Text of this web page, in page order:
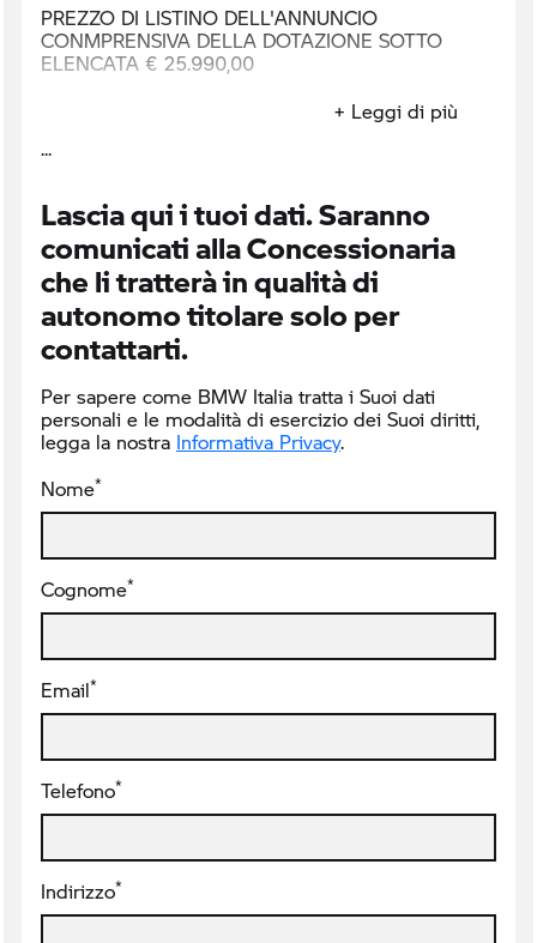
PREZZO DI LISTINO DELL'ANNUNCIO
CONMPRENSIVA DELLA DOTAZIONE SOTTO
ELENCATA € 25.990,00
+ Leggi di più
Lascia qui i tuoi dati. Saranno
comunicati alla Concessionaria
che li tratterà in qualità di
autonomo titolare solo per
contattarti.
Per sapere come BMW Italia tratta i Suoi dati
personali e le modalità di esercizio dei Suoi diritti,
legga la nostra Informativa Privacy.
Nome*
Cognome*
Email*
Telefono*
Indirizzo*